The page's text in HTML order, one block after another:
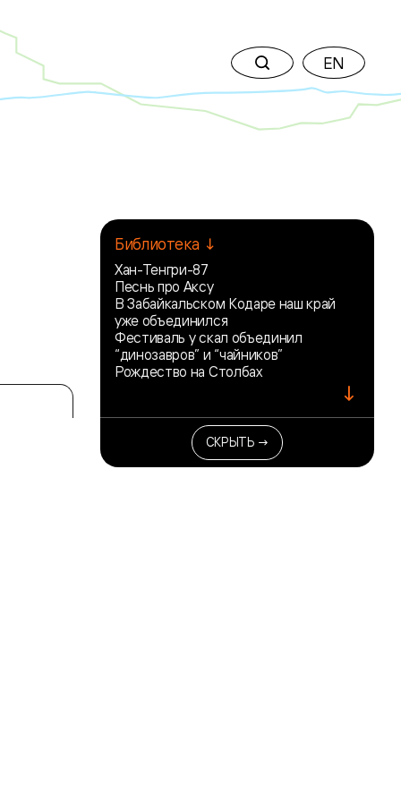
EN
Библиотека ↓
Хан-Тенгри-87
Песнь про Аксу
В Забайкальском Кодаре наш край
уже объединился
Фестиваль у скал объединил
“динозавров” и “чайников”
Рождество на Столбах
↓
СКРЫТЬ →